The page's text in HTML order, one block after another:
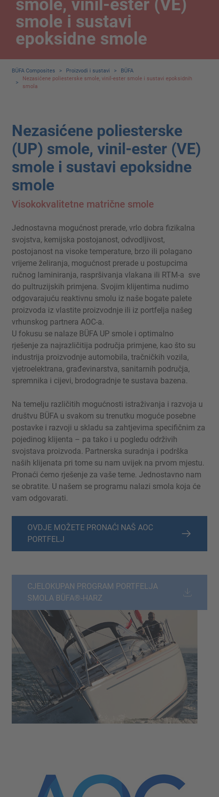
smole, vinil-ester (VE)
smole i sustavi
epoksidne smole
BÜFA Composites > Proizvodi i sustavi >
BÜFA
>
Nezasićene poliesterske smole, vinil-ester smole i sustavi epoksidnih
smola
Nezasićene poliesterske
(UP) smole, vinil-ester (VE)
smole i sustavi epoksidne
smole
Visokokvalitetne matrične smole
Jednostavna mogućnost prerade, vrlo dobra fizikalna
svojstva, kemijska postojanost, odvodljivost,
postojanost na visoke temperature, brzo ili polagano
vrijeme želiranja, mogućnost prerade u postupcima
ručnog laminiranja, raspršivanja vlakana ili RTM-a sve
do pultruzijskih primjena. Svojim klijentima nudimo
odgovarajuću reaktivnu smolu iz naše bogate palete
proizvoda iz vlastite proizvodnje ili iz portfelja našeg
vrhunskog partnera AOC-a.
U fokusu se nalaze BÜFA UP smole i optimalno
rješenje za najrazličitija područja primjene, kao što su
industrija proizvodnje automobila, tračničkih vozila,
vjetroelektrana, građevinarstva, sanitarnih područja,
spremnika i cijevi, brodogradnje te sustava bazena.
Na temelju različitih mogućnosti istraživanja i razvoja u
društvu BÜFA u svakom su trenutku moguće posebne
postavke i razvoji u skladu sa zahtjevima specifičnim za
pojedinog klijenta – pa tako i u pogledu održivih
svojstava proizvoda. Partnerska suradnja i podrška
naših klijenata pri tome su nam uvijek na prvom mjestu.
Pronaći ćemo rješenje za vaše teme. Jednostavno nam
se obratite. U našem se programu nalazi smola koja će
vam odgovarati.
OVDJE MOŽETE PRONAĆI NAŠ AOC
PORTFELJ
CJELOKUPAN PROGRAM PORTFELJA
SMOLA BÜFA®-HARZ